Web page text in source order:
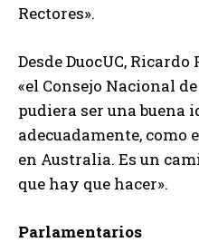
Rectores».
Desde DuocUC,
«el Consejo Nacional
pudiera ser una buena
adecuadamente, como
en Australia. Es un
que hay que hacer».
Parlamentarios